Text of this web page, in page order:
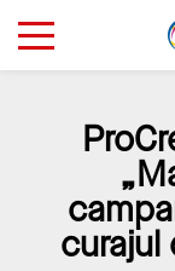
curajul